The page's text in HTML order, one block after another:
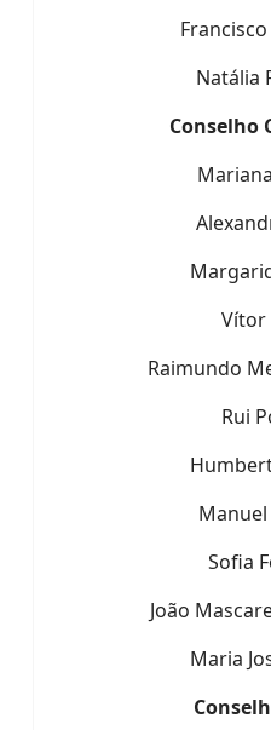
Natália
Conselho
Vítor
Raimundo
Rui
Sofia
João
Maria